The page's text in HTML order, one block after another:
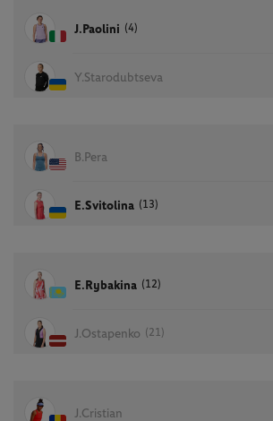
J.Paolini (4)
Y.Starodubtseva
B.Pera
E.Svitolina (13)
E.Rybakina (12)
J.Ostapenko (21)
J.Cristian